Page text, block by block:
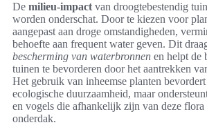
De milieu-impact van droogtebestendig
worden onderschat. Door te kiezen voor
aangepast aan droge omstandigheden,
behoefte aan frequent water geven. Dit
bescherming van waterbronnen en helpt de
tuinen te bevorderen door het aantrekken
Het gebruik van inheemse planten
ecologische duurzaamheid, maar
en vogels die afhankelijk zijn van deze flora
onderdak.